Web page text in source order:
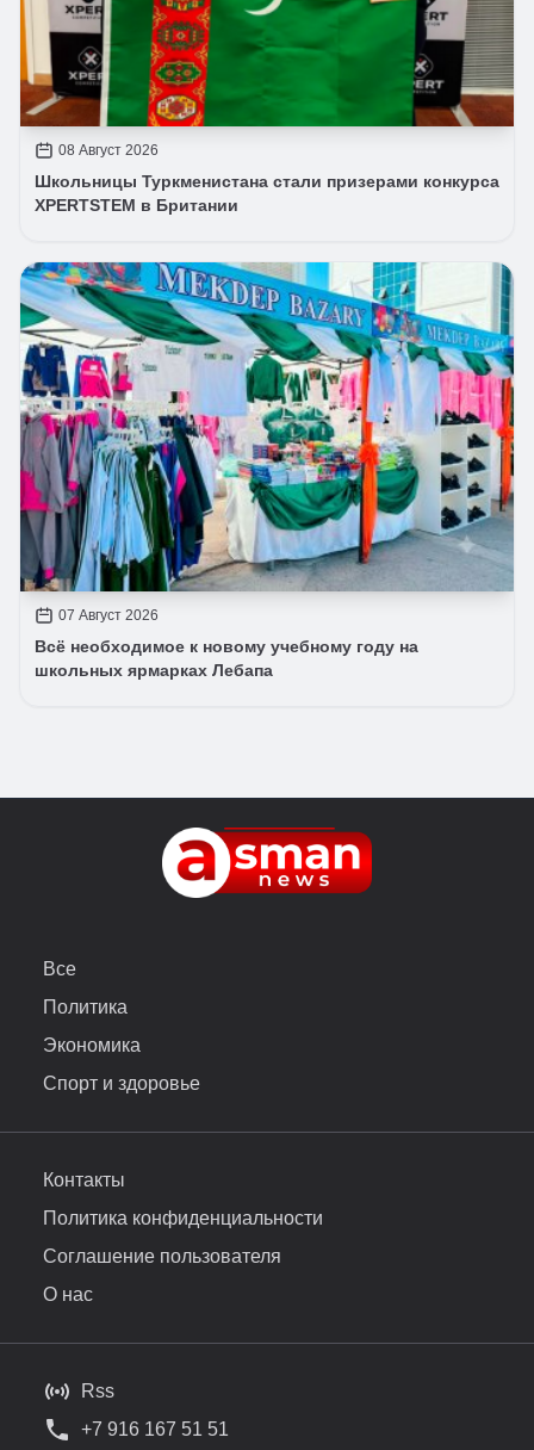
08 Август 2026
Школьницы Туркменистана стали призерами конкурса
XPERTSTEM в Британии
07 Август 2026
Всё необходимое к новому учебному году на
школьных ярмарках Лебапа
Все
Политика
Экономика
Спорт и здоровье
Контакты
Политика конфиденциальности
Соглашение пользователя
О нас
Rss
+7 916 167 51 51